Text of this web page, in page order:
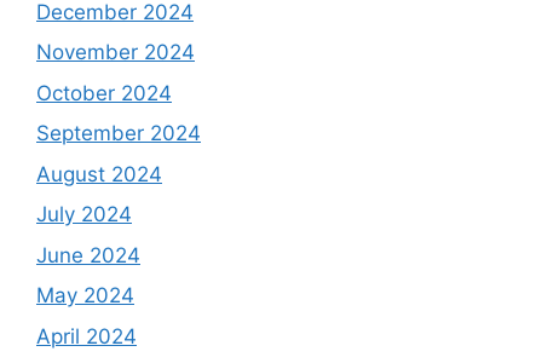
December 2024
November 2024
October 2024
September 2024
August 2024
July 2024
June 2024
May 2024
April 2024